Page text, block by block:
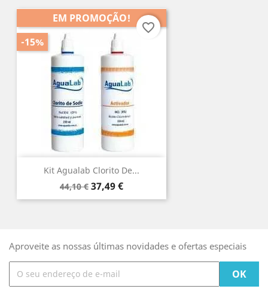
Kit Agualab Clorito De...
Preço
normal
44,10 € Preço
37,49 €
EM PROMOÇÃO!
-15%
favorite_border
Aproveite as nossas últimas novidades e ofertas especiais